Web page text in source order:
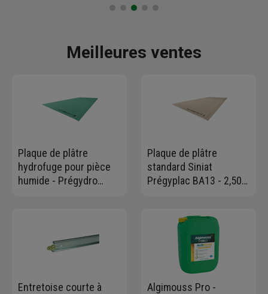
Meilleures ventes
Plaque de plâtre
hydrofuge pour pièce
humide - Prégydro
Plaque de plâtre
standard Siniat
Prégyplac BA13 - 2,50
Entretoise courte à
Algimouss Pro -